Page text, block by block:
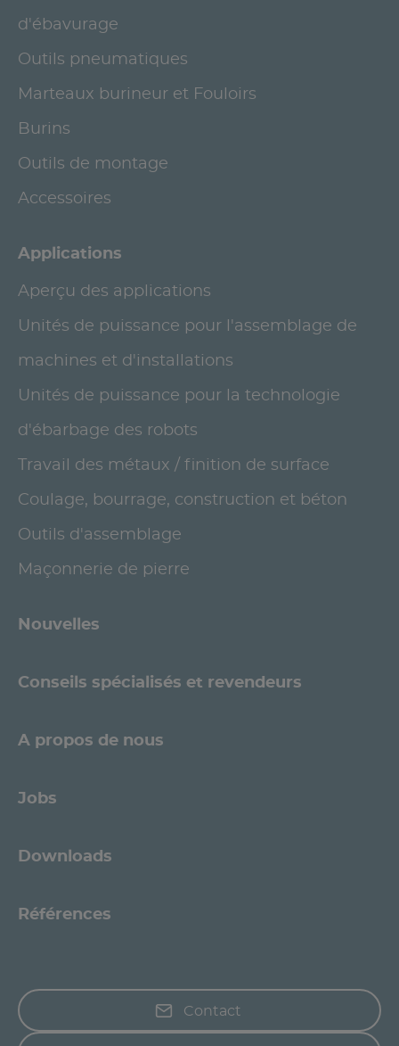
d'ébavurage
Outils pneumatiques
Marteaux burineur et Fouloirs
Burins
Outils de montage
Accessoires
Applications
Aperçu des applications
Unités de puissance pour l'assemblage de
machines et d'installations
Unités de puissance pour la technologie
d'ébarbage des robots
Travail des métaux / finition de surface
Coulage, bourrage, construction et béton
Outils d'assemblage
Maçonnerie de pierre
Nouvelles
Conseils spécialisés et revendeurs
A propos de nous
Jobs
Downloads
Références
Contact